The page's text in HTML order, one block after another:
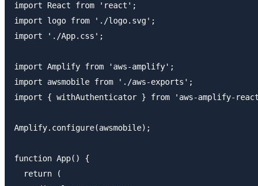
import React from 'react';
import logo from './logo.svg';
import './App.css';
import Amplify from 'aws-amplify';
import awsmobile from './aws-exports';
import { withAuthenticator } from 'aws-amplify-
Amplify.configure(awsmobile);
function App() {
  return (